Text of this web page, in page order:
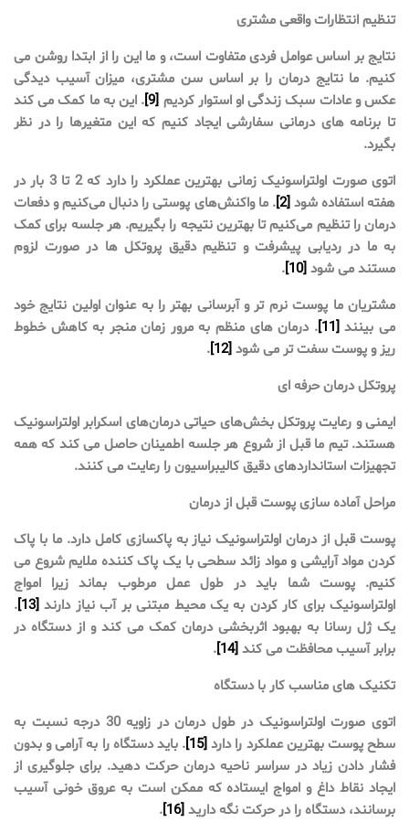
تنظیم انتظارات واقعی مشتری
نتایج بر اساس عوامل فردی متفاوت است، و ما این را از ابتدا روشن می
کنیم. ما نتایج درمان را بر اساس سن مشتری، میزان آسیب دیدگی
عکس و عادات سبک زندگی او استوار کردیم [9] . این به ما کمک می کند
تا برنامه های درمانی سفارشی ایجاد کنیم که این متغیرها را در نظر
بگیرد.
اتوی صورت اولتراسونیک زمانی بهترین عملکرد را دارد که 2 تا 3 بار در
هفته استفاده شود [2] . ما واکنش‌های پوستی را دنبال می‌کنیم و دفعات
درمان را تنظیم می‌کنیم تا بهترین نتیجه را بگیریم. هر جلسه برای کمک
به ما در ردیابی پیشرفت و تنظیم دقیق پروتکل ها در صورت لزوم
مستند می شود[10]
.
مشتریان ما پوست نرم تر و آبرسانی بهتر را به عنوان اولین نتایج خود
می بینند [11]
. درمان های منظم به مرور زمان منجر به کاهش خطوط
ریز و پوست سفت تر می شود[12]
.
پروتکل درمان حرفه ای
ایمنی و رعایت پروتکل بخش‌های حیاتی درمان‌های اسکرابر اولتراسونیک
هستند. تیم ما قبل از شروع هر جلسه اطمینان حاصل می کند که همه
تجهیزات استانداردهای دقیق کالیبراسیون را رعایت می کنند.
مراحل آماده سازی پوست قبل از درمان
پوست قبل از درمان اولتراسونیک نیاز به پاکسازی کامل دارد. ما با پاک
کردن مواد آرایشی و مواد زائد سطحی با یک پاک کننده ملایم شروع می
کنیم. پوست شما باید در طول عمل مرطوب بماند زیرا امواج
اولتراسونیک برای کار کردن به یک محیط مبتنی بر آب نیاز دارند [13]
.
یک ژل رسانا به بهبود اثربخشی درمان کمک می کند و از دستگاه در
برابر آسیب محافظت می کند[14]
.
تکنیک های مناسب کار با دستگاه
اتوی صورت اولتراسونیک در طول درمان در زاویه 30 درجه نسبت به
سطح پوست بهترین عملکرد را دارد [15]
. باید دستگاه را به آرامی و بدون
فشار دادن زیاد در سراسر ناحیه درمان حرکت دهید. برای جلوگیری از
ایجاد نقاط داغ و امواج ایستاده که ممکن است به عروق خونی آسیب
برسانند، دستگاه را در حرکت نگه دارید[16]
.